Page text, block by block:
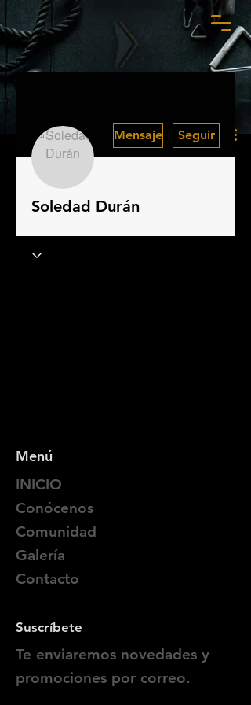
Mensaje Seguir
Soledad Durán
Menú
INICIO
Conócenos
Comunidad
Galería
Contacto
Suscríbete
Te enviaremos novedades y
promociones por correo.